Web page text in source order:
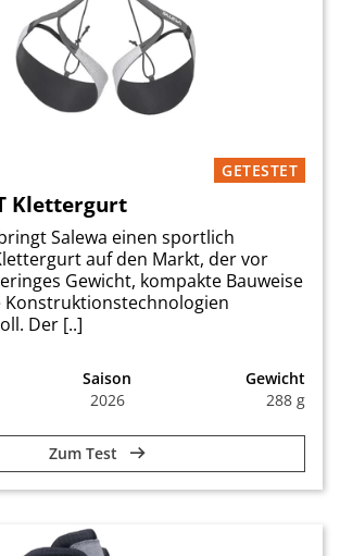
GETESTET
Klettergurt
Salewa einen sportlich
auf den Markt, der vor
Gewicht, kompakte Bauweise
Der [..]
Saison
2026
Gewicht
288 g
Zum Test